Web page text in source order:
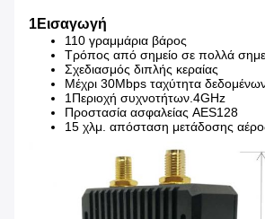
1Εισαγωγή
110 γραμμάρια βάρος
Τρόπος από σημείο σε πολλά
Σχεδιασμός διπλής κεραίας
Μέχρι 30Mbps ταχύτητα
1Περιοχή συχνοτήτων.4GHz
Προστασία ασφαλείας AES128
15 χλμ. απόσταση μετάδοσης